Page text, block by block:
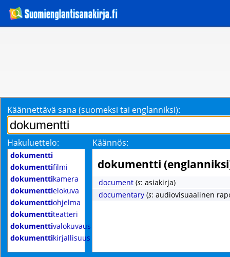
Käännettävä sana (suomeksi tai englanniksi):
Hakuluettelo: Käännös:
dokumentti
dokumenttifilmi
dokumenttikamera
dokumenttielokuva
dokumenttiohjelma
dokumenttiteatteri
dokumenttivalokuvaus
dokumenttikirjallisuus
dokumentti
document (s: asiakirja)
documentary (s: audiovisuaalinen